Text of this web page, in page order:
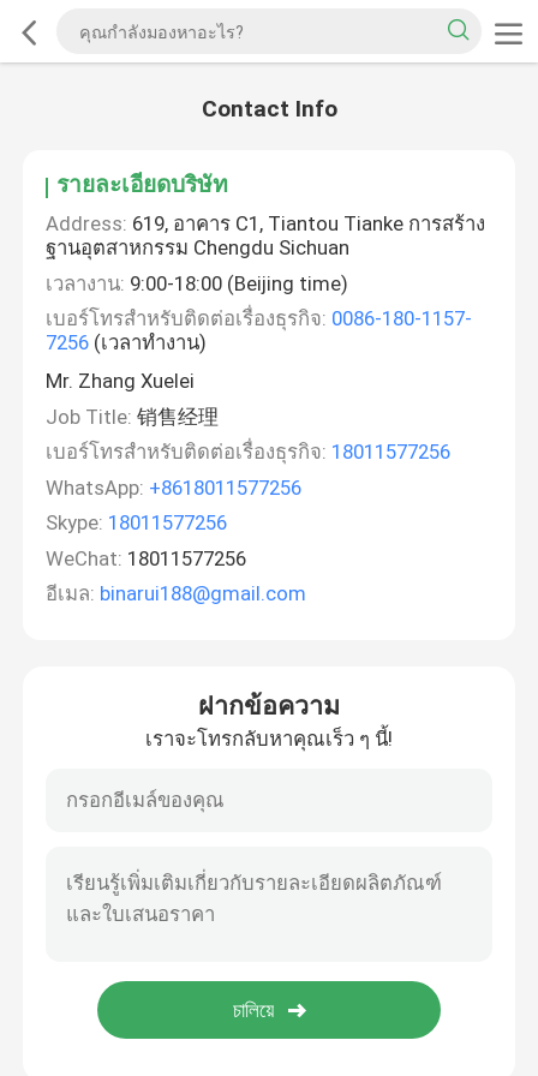
Contact Info
รายละเอียดบริษัท
Address: 619, อาคาร C1, Tiantou Tianke การสร้าง
ฐานอุตสาหกรรม Chengdu Sichuan
เวลางาน: 9:00-18:00 (Beijing time)
เบอร์โทรสำหรับติดต่อเรื่องธุรกิจ: 0086-180-1157-
7256 (เวลาทำงาน)
Mr. Zhang Xuelei
Job Title: 销售经理
เบอร์โทรสำหรับติดต่อเรื่องธุรกิจ: 18011577256
WhatsApp: +8618011577256
Skype: 18011577256
WeChat: 18011577256
อีเมล: binarui188@gmail.com
ฝากข้อความ
เราจะโทรกลับหาคุณเร็ว ๆ นี้!